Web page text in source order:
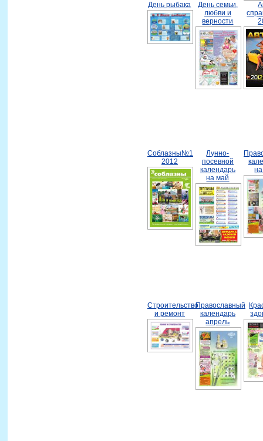
День рыбака
День семьи,
любви и
верности
Соблазны№1
2012
Лунно-
посевной
календарь
на май
Строительство
и ремонт
Православный
календарь
апрель